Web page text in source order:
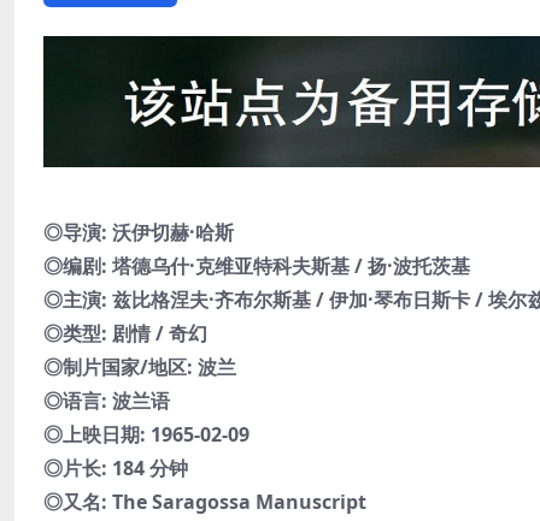
◎导演: 沃伊切赫·哈斯
◎编剧: 塔德乌什·克维亚特科夫斯基 / 扬·波托茨基
◎主演: 兹比格涅夫·齐布尔斯基 / 伊加·琴布日斯卡 / 埃
◎类型: 剧情 / 奇幻
◎制片国家/地区: 波兰
◎语言: 波兰语
◎上映日期: 1965-02-09
◎片长: 184 分钟
◎又名: The Saragossa Manuscript